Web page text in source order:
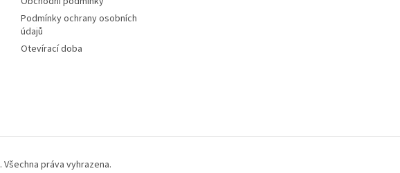
Podmínky ochrany osobních
údajů
Otevírací doba
. Všechna práva vyhrazena.